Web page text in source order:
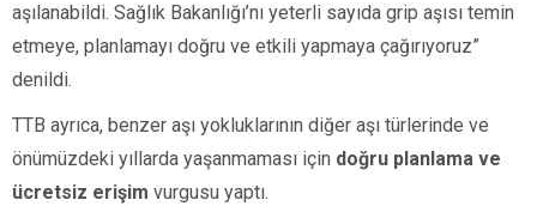
aşılanabildi. Sağlık Bakanlığı’nı yeterli sayıda grip aşısı temin
etmeye, planlamayı doğru ve etkili yapmaya çağırıyoruz”
denildi.
TTB ayrıca, benzer aşı yokluklarının diğer aşı türlerinde ve
önümüzdeki yıllarda yaşanmaması için doğru planlama ve
ücretsiz erişim vurgusu yaptı.